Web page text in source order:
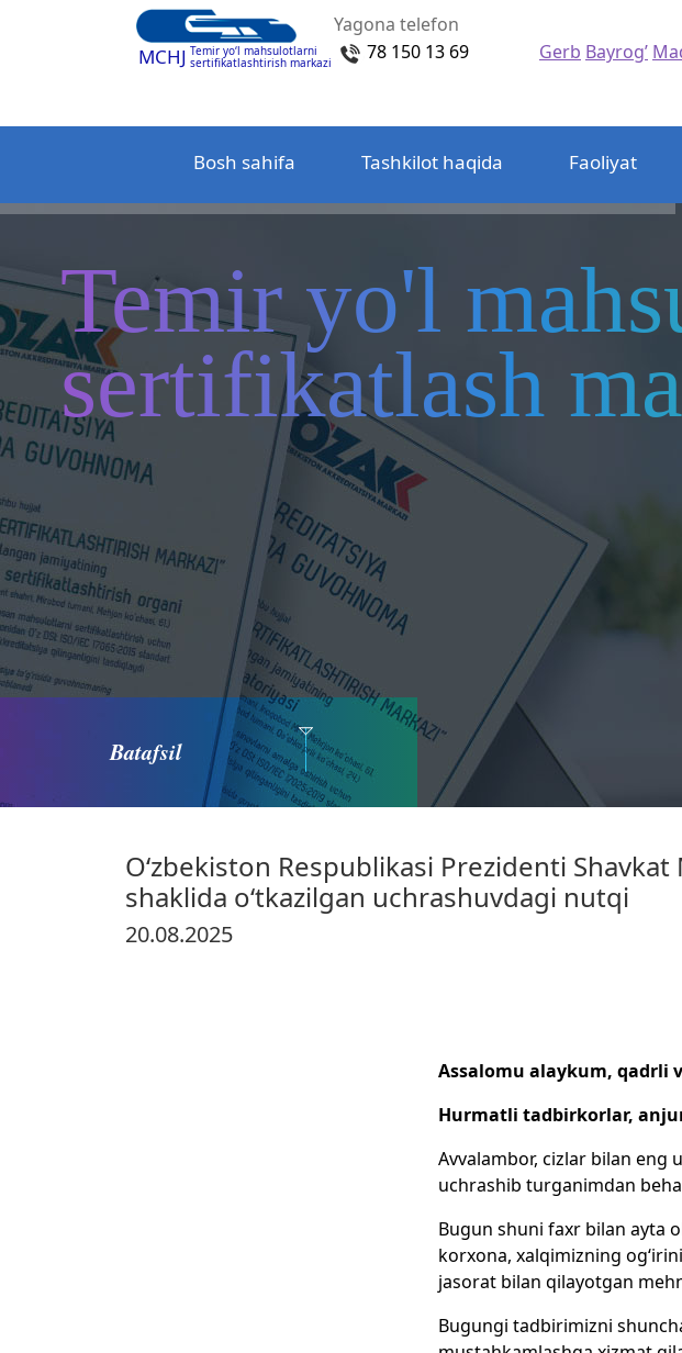
MCHJ Temir yo‘l mahsulotlarni
sertifikatlashtirish markazi
Yagona telefon
78 150 13 69
Gerb Bayrog’
Bosh sahifa Tashkilot haqida Faoliyat
Temir yo'l
sertifikatlash
Batafsil
O‘zbekiston Respublikasi Prezidenti
shaklida o‘tkazilgan uchrashuvdagi nutqi
20.08.2025
Assalomu alaykum, qadrli
Hurmatli tadbirkorlar,
Avvalambor, cizlar bilan eng
uchrashib turganimdan
Bugun shuni faxr bilan ayta
korxona, xalqimizning
jasorat bilan qilayotgan
Bugungi tadbirimizni